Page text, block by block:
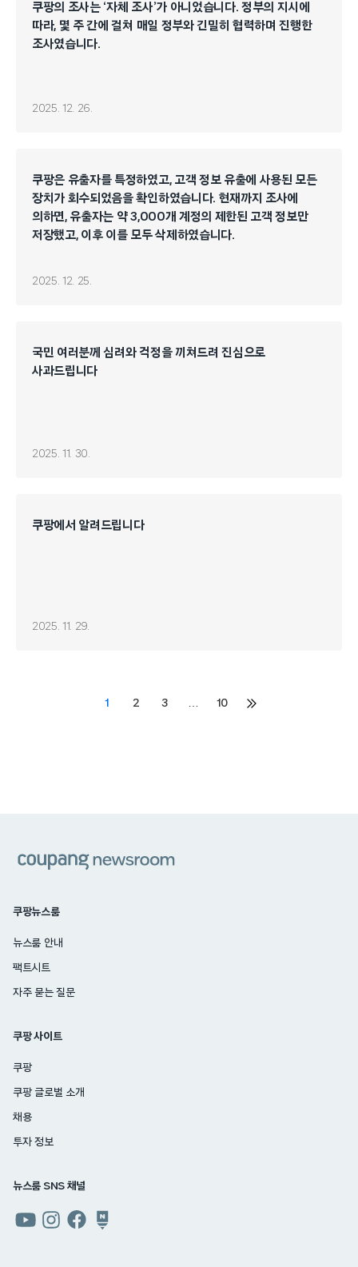
쿠팡의 조사는 ‘자체 조사’가 아니었습니다. 정부의 지시에
따라, 몇 주 간에 걸쳐 매일 정부와 긴밀히 협력하며 진행한
조사였습니다.
2025. 12. 26.
쿠팡은 유출자를 특정하였고, 고객 정보 유출에 사용된 모든
장치가 회수되었음을 확인하였습니다. 현재까지 조사에
의하면, 유출자는 약 3,000개 계정의 제한된 고객 정보만
저장했고, 이후 이를 모두 삭제하였습니다.
2025. 12. 25.
국민 여러분께 심려와 걱정을 끼쳐드려 진심으로
사과드립니다
2025. 11. 30.
쿠팡에서 알려드립니다
2025. 11. 29.
1 2 3 … 10
다음
쿠팡뉴스룸
뉴스룸 안내
팩트시트
자주 묻는 질문
쿠팡 사이트
쿠팡
쿠팡 글로벌 소개
채용
투자 정보
뉴스룸 SNS 채널